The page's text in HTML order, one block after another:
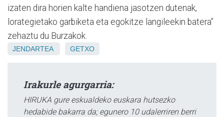
izaten dira horien kalte handiena jasotzen dutenak,
lorategietako garbiketa eta egokitze langileekin batera”
zehaztu du Burzakok.
JENDARTEA GETXO
Irakurle agurgarria:
HIRUKA gure eskualdeko euskara hutsezko
hedabide bakarra da; egunero 10 udalerriren berri